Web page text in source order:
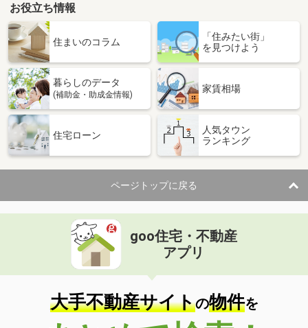
山梨県南アルプス市小笠原
価 格
7.25万円
山梨県南アルプス市小笠原
専有面積 58.6m²
間取り
山梨県甲府市向町
住 所
山梨県甲府市向町
専有面積 22.35m²
間取り
1K
山梨県甲府市堀之内町
価 格
住 所
山梨県甲府市堀之内町
専有面積 65.98m²
間取り
3DK
山梨県甲府市下石田２丁目
お役立ち情報
住まいのコラム
「住みたい街」
を見つけよう
暮らしのデータ
(補助金・助成金情報)
家賃相場
住宅ローン
人気タウン
ランキング
ページトップに戻る
goo住宅・不動産
アプリ
大手不動産サイトの物件を